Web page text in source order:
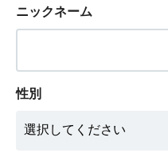
ニックネーム
性別